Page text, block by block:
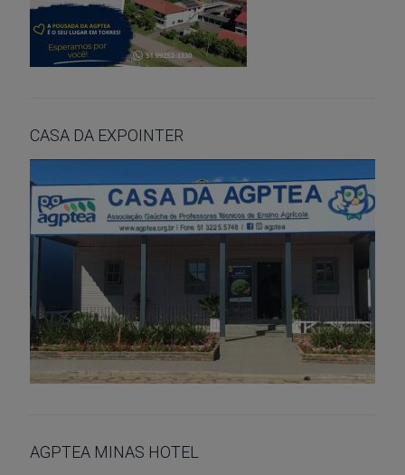
CASA DA EXPOINTER
AGPTEA MINAS HOTEL